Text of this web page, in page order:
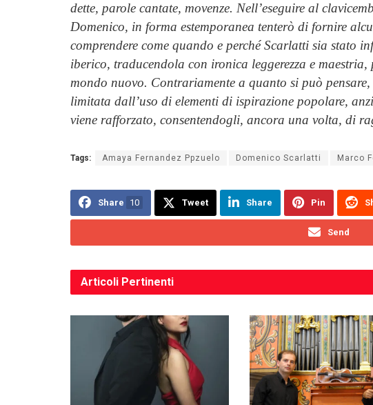
dette, parole cantate, movenze. Nell’eseguire al
Domenico, in forma estemporanea tenterò di fornire
comprendere come quando e perché Scarlatti sia stato
iberico, traducendola con ironica leggerezza e maestria,
mondo nuovo. Contrariamente a quanto si può
limitata dall’uso di elementi di ispirazione popolare,
viene rafforzato, consentendogli, ancora una volta, di
Tags: Amaya Fernandez Ppzuelo Domenico Scarlatti Marco
Share 10 Tweet Share Pin
Send
Articoli Pertinenti